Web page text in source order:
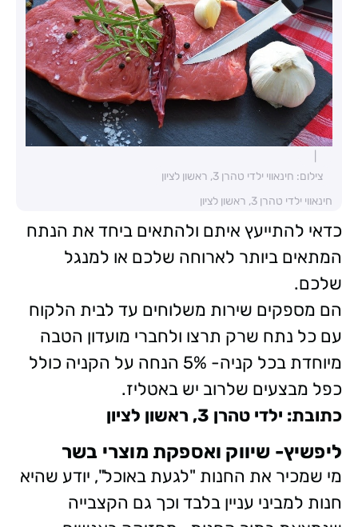
צילום: חינאווי ילדי טהרן 3, ראשון לציון
חינאווי ילדי טהרן 3, ראשון לציון
כדאי להתייעץ איתם ולהתאים ביחד את הנתח
המתאים ביותר לארוחה שלכם או למנגל
שלכם.
הם מספקים שירות משלוחים עד לבית הלקוח
עם כל נתח שרק תרצו ולחברי מועדון הטבה
מיוחדת בכל קניה- 5% הנחה על הקניה כולל
כפל מבצעים שלרוב יש באטליז.
כתובת: ילדי טהרן 3,
ראשון לציון
ליפשיץ- שיווק ואספקת מוצרי בשר
מי שמכיר את החנות "לגעת באוכל", יודע שהיא
חנות למביני עניין בלבד וכך גם הקצבייה